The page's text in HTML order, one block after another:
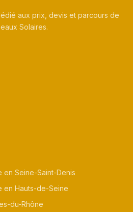
aux prix, devis et parcours de
Solaires.
en Seine-Saint-Denis
en Hauts-de-Seine
du-Rhône